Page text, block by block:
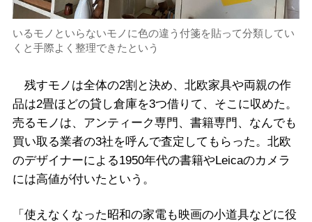
いるモノといらないモノに色の違う付箋を貼って分類してい
くと手際よく整理できたという
残すモノは全体の2割と決め、北欧家具や両親の作
品は2畳ほどの貸し倉庫を3つ借りて、そこに収めた。
売るモノは、アンティーク専門、書籍専門、なんでも
買い取る業者の3社を呼んで査定してもらった。北欧
のデザイナーによる1950年代の書籍やLeicaのカメラ
には高値が付いたという。
「使えなくなった昭和の家電も映画の小道具などに役